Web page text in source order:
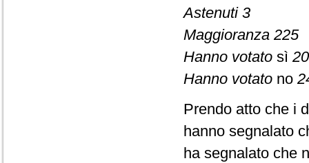
Astenuti 3
Maggioranza 225
Hanno votato sì
Hanno votato no
Prendo atto che i
hanno segnalato
ha segnalato che